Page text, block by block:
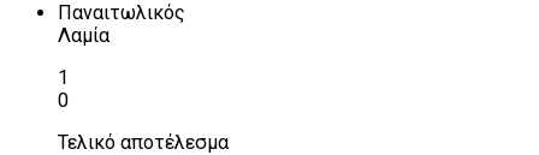
Παναιτωλικός
Λαμία
1
0
Τελικό αποτέλεσμα